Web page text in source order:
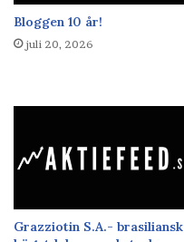
Bloggen 10 år!
juli 20, 2026
Grazziotin S.A.- brasiliansk